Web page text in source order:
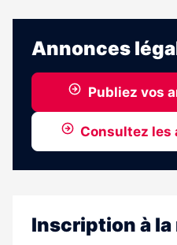
Annonces
Publiez vos
Consultez les
Inscription à